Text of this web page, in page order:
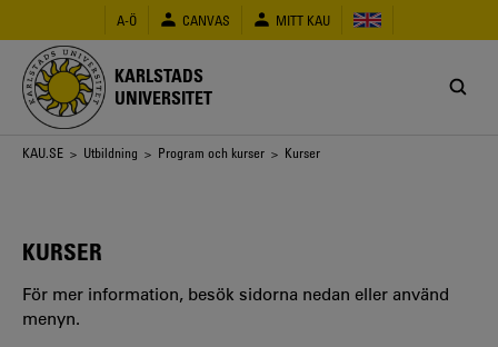
huvudinnehåll
A-Ö CANVAS MITT KAU
KARLSTADS
UNIVERSITET
Länkstig
KAU.SE > Utbildning > Program och kurser > Kurser
KURSER
För mer information, besök sidorna nedan eller använd
menyn.